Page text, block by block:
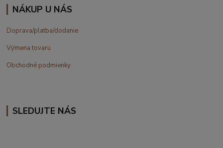
NÁKUP U NÁS
Doprava/platba/dodanie
Výmena tovaru
Obchodné podmienky
SLEDUJTE NÁS